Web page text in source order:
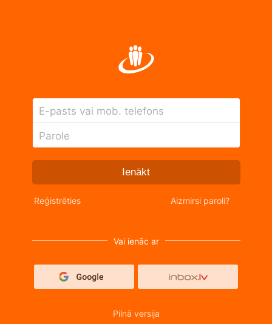
E-pasts vai mob. telefons
Parole
Ienākt
Reģistrēties Aizmirsi paroli?
Vai ienāc ar
Pilnā versija